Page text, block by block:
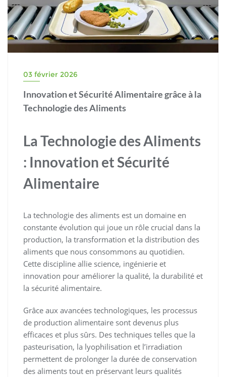
03 février 2026
Innovation et Sécurité Alimentaire grâce à la
Technologie des Aliments
La Technologie des Aliments
: Innovation et Sécurité
Alimentaire
La technologie des aliments est un domaine en
constante évolution qui joue un rôle crucial dans la
production, la transformation et la distribution des
aliments que nous consommons au quotidien.
Cette discipline allie science, ingénierie et
innovation pour améliorer la qualité, la durabilité et
la sécurité alimentaire.
Grâce aux avancées technologiques, les processus
de production alimentaire sont devenus plus
efficaces et plus sûrs. Des techniques telles que la
pasteurisation, la lyophilisation et l’irradiation
permettent de prolonger la durée de conservation
des aliments tout en préservant leurs qualités